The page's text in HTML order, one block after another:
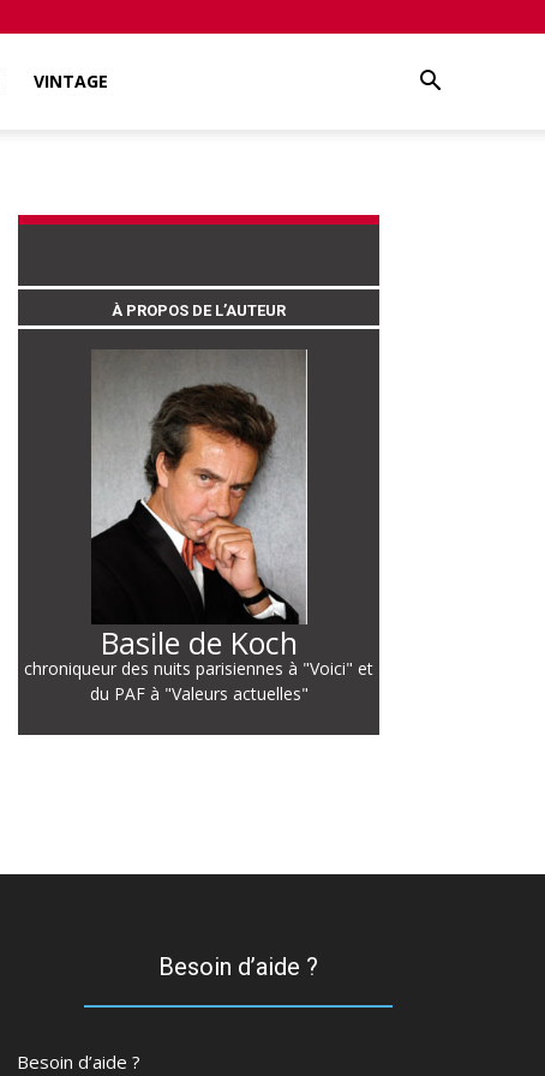
VINTAGE
À PROPOS DE L’AUTEUR
Basile de Koch
chroniqueur des nuits parisiennes à "Voici" et
du PAF à "Valeurs actuelles"
Besoin d’aide ?
Besoin d’aide ?